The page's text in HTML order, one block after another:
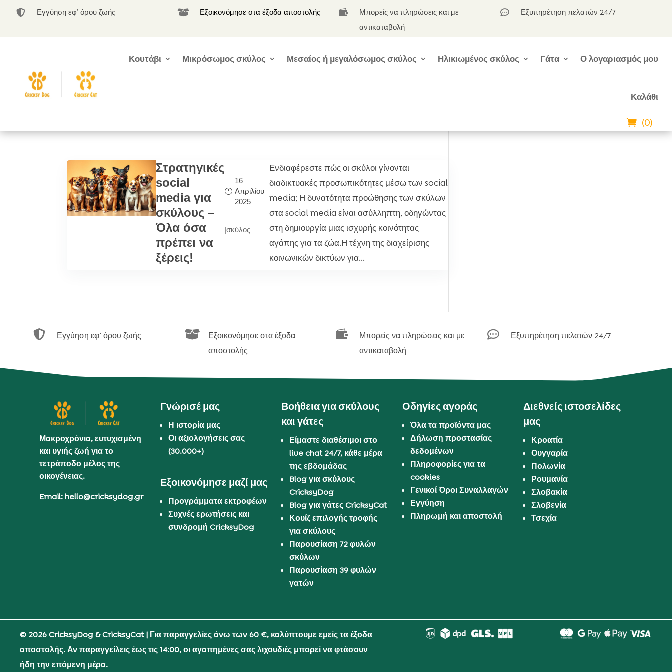
 Εγγύηση εφ’ όρου ζωής  Εξοικονόμησε στα έξοδα αποστολής 
Μπορείς να πληρώσεις και με
αντικαταβολή
 Εξυπηρέτηση πελατών 24/7
Κουτάβι Μικρόσωμος σκύλος Μεσαίος ή μεγαλόσωμος σκύλος Ηλικιωμένος σκύλος Γάτα Ο λογαριασμός μου
Καλάθι
(0)
Στρατηγικές
social
media για
σκύλους –
Όλα όσα
πρέπει να
ξέρεις!
16
Απριλίου
2025
|σκύλος
Ενδιαφέρεστε πώς οι σκύλοι γίνονται
διαδικτυακές προσωπικότητες μέσω των social
media; Η δυνατότητα προώθησης των σκύλων
στα social media είναι ασύλληπτη, οδηγώντας
στη δημιουργία μιας ισχυρής κοινότητας
αγάπης για τα ζώα.Η τέχνη της διαχείρισης
κοινωνικών δικτύων για...
 Εγγύηση εφ’ όρου ζωής 
Εξοικονόμησε στα έξοδα
αποστολής

Μπορείς να πληρώσεις και με
αντικαταβολή
 Εξυπηρέτηση πελατών 24/7
Μακροχρόνια, ευτυχισμένη
και υγιής ζωή για το
τετράποδο μέλος της
οικογένειας.
Email: hello@cricksydog.gr
Γνώρισέ μας
Η ιστορία μας
Οι αξιολογήσεις σας
(30.000+)
Εξοικονόμησε μαζί μας
Προγράμματα εκτροφέων
Συχνές ερωτήσεις και
συνδρομή CricksyDog
Βοήθεια για σκύλους
και γάτες
Είμαστε διαθέσιμοι στο
live chat 24/7, κάθε μέρα
της εβδομάδας
Blog για σκύλους
CricksyDog
Blog για γάτες CricksyCat
Κουίζ επιλογής τροφής
για σκύλους
Παρουσίαση 72 φυλών
σκύλων
Παρουσίαση 39 φυλών
γατών
Οδηγίες αγοράς
Όλα τα προϊόντα μας
Δήλωση προστασίας
δεδομένων
Πληροφορίες για τα
cookies
Γενικοί Όροι Συναλλαγών
Εγγύηση
Πληρωμή και αποστολή
Διεθνείς ιστοσελίδες
μας
Κροατία
Ουγγαρία
Πολωνία
Ρουμανία
Σλοβακία
Σλοβενία
Τσεχία
© 2026 CricksyDog & CricksyCat| Για παραγγελίες άνω των 60 €, καλύπτουμε εμείς τα έξοδα
αποστολής. Αν παραγγείλεις έως τις 14:00, οι αγαπημένες σας λιχουδιές μπορεί να φτάσουν
ήδη την επόμενη μέρα.